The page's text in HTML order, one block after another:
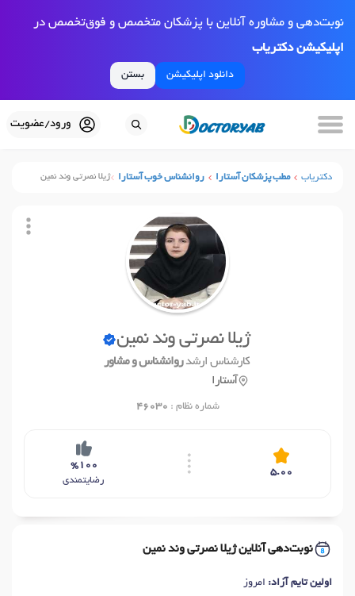
نوبت‌دهی و مشاوره آنلاین با پزشکان متخصص و فوق‌تخصص در
اپلیکیشن دکتریاب
دانلود اپلیکیشن بستن
ورود/عضویت
دکتریاب مطب پزشکان آستارا روانشناس خوب آستارا ژیلا نصرتی وند نمین
ژیلا نصرتی وند نمین
کارشناس ارشدروانشناس و مشاور
آستارا
شماره نظام : 46030
5.00
%100
رضایتمندی
نوبت‌دهی آنلاین ژیلا نصرتی وند نمین
اولین تایم آزاد: امروز